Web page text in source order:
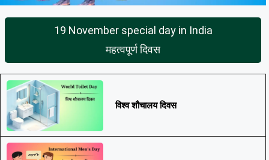
19 November special day in India
महत्वपूर्ण दिवस
विश्व शौचालय दिवस